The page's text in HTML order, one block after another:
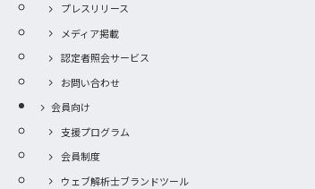
プレスリリース
メディア掲載
認定者照会サービス
お問い合わせ
会員向け
支援プログラム
会員制度
ウェブ解析士ブランドツール